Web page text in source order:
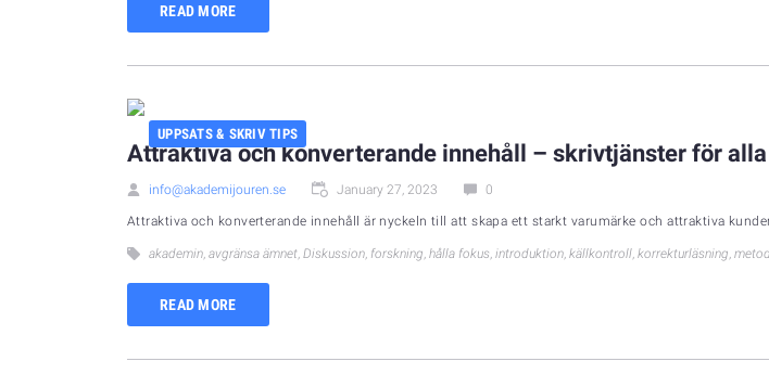
READ MORE
UPPSATS & SKRIV TIPS
Attraktiva och konverterande innehåll – skrivtjänster för
info@akademijouren.se January 27, 2023 0
Attraktiva och konverterande innehåll är nyckeln till att skapa ett starkt varumärke och attraktiva
akademin, avgränsa ämnet, Diskussion, forskning, hålla fokus, introduktion, källkontroll, korrekturläsning,
READ MORE